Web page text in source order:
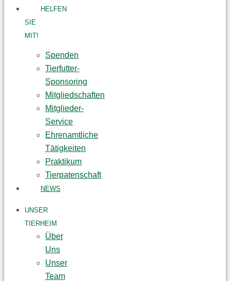
HELFEN
SIE
MIT!
Spenden
Tierfutter-
Sponsoring
Mitgliedschaften
Mitglieder-
Service
Ehrenamtliche
Tätigkeiten
Praktikum
Tierpatenschaft
NEWS
UNSER
TIERHEIM
Über
Uns
Unser
Team